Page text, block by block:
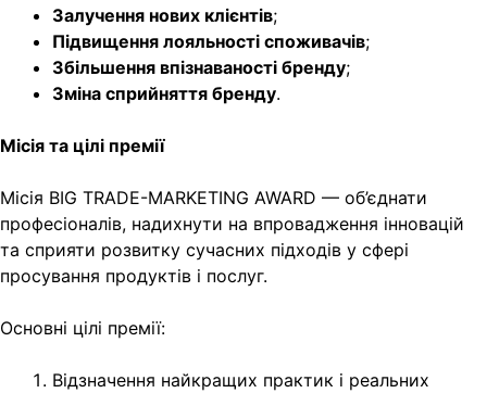
Залучення нових клієнтів;
Підвищення лояльності споживачів;
Збільшення впізнаваності бренду;
Зміна сприйняття бренду.
Місія та цілі премії
Місія BIG TRADE-MARKETING AWARD — об’єднати
професіоналів, надихнути на впровадження інновацій
та сприяти розвитку сучасних підходів у сфері
просування продуктів і послуг.
Основні цілі премії:
Відзначення найкращих практик і реальних